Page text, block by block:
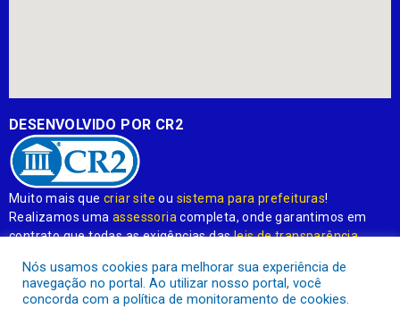
DESENVOLVIDO POR CR2
Muito mais quecriar site ou sistema para prefeituras!
Realizamos umaassessoriacompleta, onde garantimos em
contrato que todas as exigências dasleis de transparência
Conheça oPNTP e oRadar da Transparência Pública
Nós usamos cookies para melhorar sua experiência de
navegação no portal. Ao utilizar nosso portal, você
concorda com a política de monitoramento de cookies.